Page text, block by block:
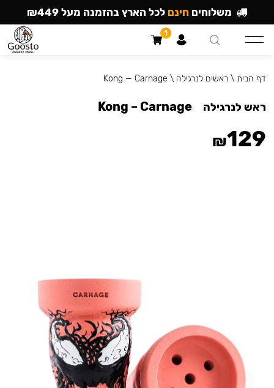
דף הבית \ראשים לנרגילה \
Kong — Carnage
ראש לנרגילה Kong – Carnage
₪129
משלוחים חינם לכל הארץ בהזמנה מעל ₪449
1